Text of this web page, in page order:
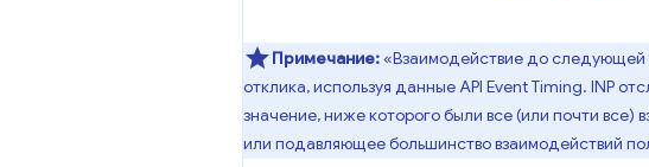
Примечание:«Взаимодействие до следующей
отклика, используя данные API Event Timing. INP
значение, ниже которого были все (или почти все)
или подавляющее большинство взаимодействий